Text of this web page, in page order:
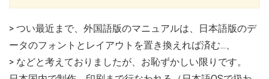
> つい最近まで、外国語版のマニュアルは、日本語版のデ
ータのフォントとレイアウトを置き換えれば済む...、
> などと考えておりましたが、お恥ずかしい限りです。